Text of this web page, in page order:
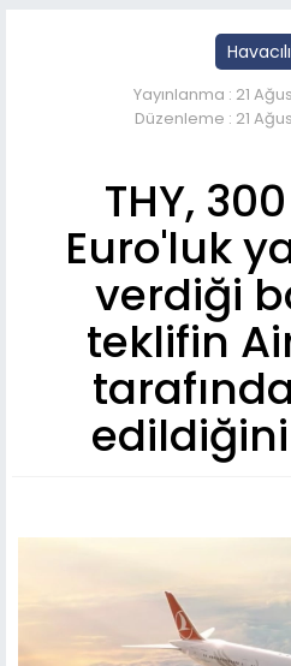
Yayınlanma : 21
Düzenleme : 21
THY,
Euro'luk
verdiği
teklifin